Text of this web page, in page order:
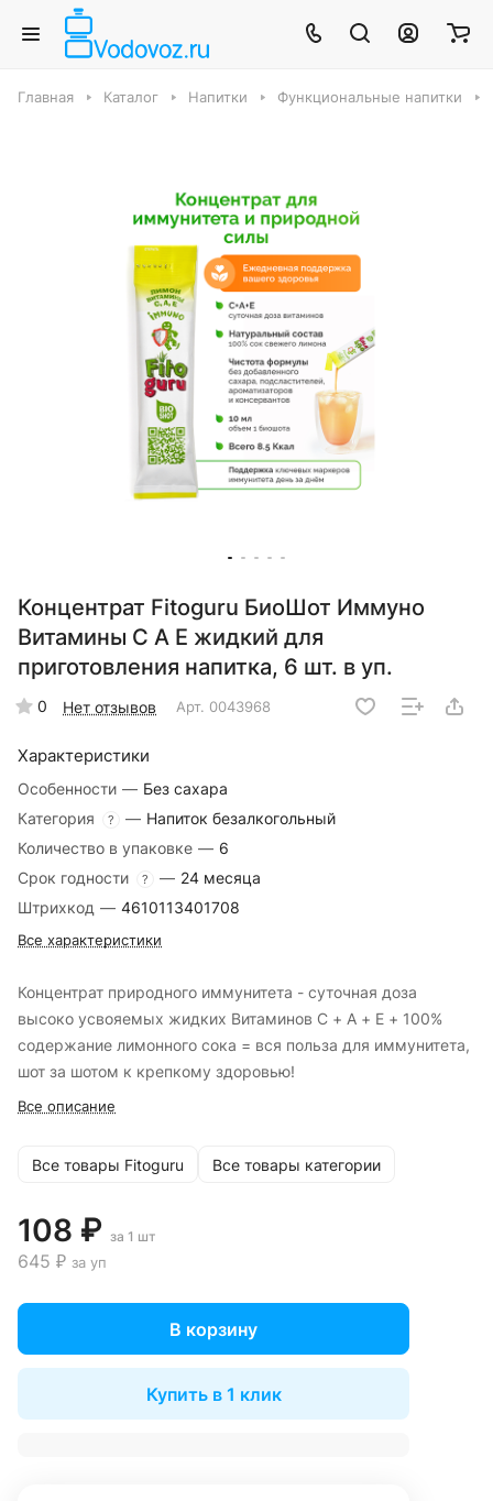
Главная Каталог Напитки Функциональные напитки
Концентрат Fitoguru БиоШот Иммуно
Витамины С А Е жидкий для
приготовления напитка, 6 шт. в уп.
0 Нет отзывов Арт. 0043968
Характеристики
Особенности — Без сахара
Категория
? — Напиток безалкогольный
Количество в упаковке — 6
Срок годности
? — 24 месяца
Штрихкод — 4610113401708
Все характеристики
Концентрат природного иммунитета - суточная доза
высоко усвояемых жидких Витаминов С + А + Е + 100%
содержание лимонного сока = вся польза для иммунитета,
шот за шотом к крепкому здоровью!
Все описание
Все товары Fitoguru Все товары категории
108 ₽ за 1 шт
645 ₽ за уп
В корзину
Купить в 1 клик